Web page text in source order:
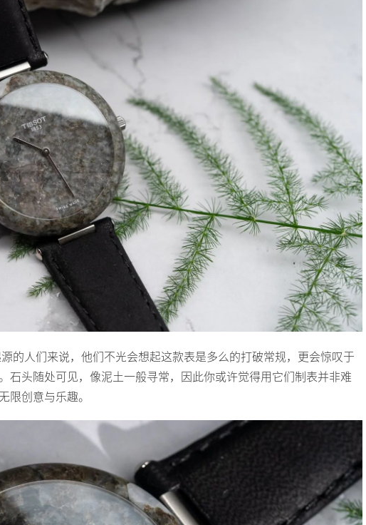
的人们来说，他们不光会想起这款表是多么的打破常规，更会惊叹于
石头随处可见，像泥土一般寻常，因此你或许觉得用它们制表并非难
限创意与乐趣。